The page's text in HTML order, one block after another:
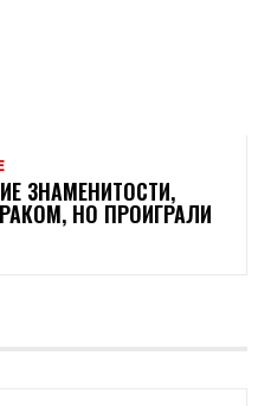
ЗНАМЕНИТОСТИ,
НО ПРОИГРАЛИ